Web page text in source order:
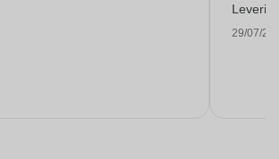
29/07/